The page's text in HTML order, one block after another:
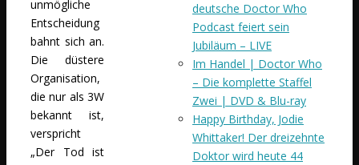
unmögliche
Entscheidung
bahnt sich an.
Die düstere
Organisation,
die nur als 3W
bekannt ist,
verspricht
„Der Tod ist
deutsche Doctor Who
Podcast feiert sein
Jubiläum – LIVE
Im Handel | Doctor Who
– Die komplette Staffel
Zwei | DVD & Blu-ray
Happy Birthday, Jodie
Whittaker! Der dreizehnte
Doktor wird heute 44